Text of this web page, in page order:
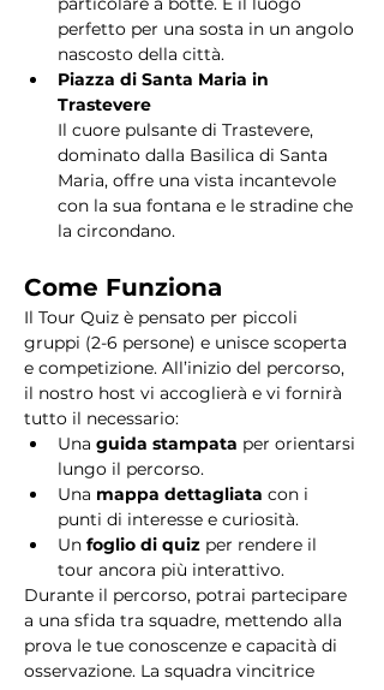
perfetto per una sosta in un angolo
nascosto della città.
Piazza di Santa Maria in
Trastevere
Il cuore pulsante di Trastevere,
dominato dalla Basilica di Santa
Maria, offre una vista incantevole
con la sua fontana e le stradine che
la circondano.
Come Funziona
Il Tour Quiz è pensato per piccoli
gruppi (2-6 persone) e unisce scoperta
e competizione. All’inizio del percorso,
il nostro host vi accoglierà e vi fornirà
tutto il necessario:
Una guida stampata per orientarsi
lungo il percorso.
Una mappa dettagliata con i
punti di interesse e curiosità.
Un foglio di quiz per rendere il
tour ancora più interattivo.
Durante il percorso, potrai partecipare
a una sfida tra squadre, mettendo alla
prova le tue conoscenze e capacità di
osservazione. La squadra vincitrice